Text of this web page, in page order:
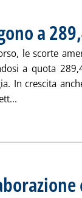
a
le scorte
a quota
In crescita